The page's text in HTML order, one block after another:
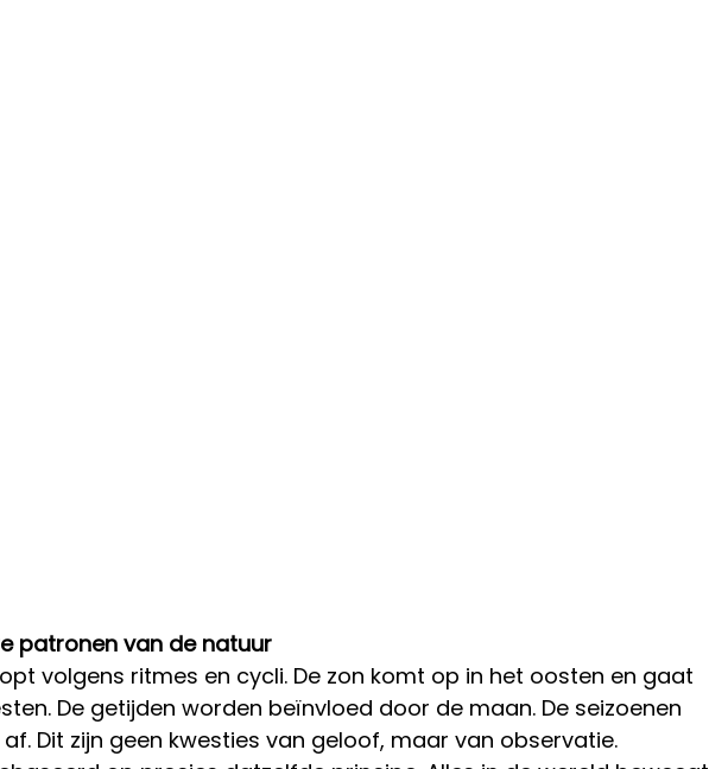
patronen van de natuur
volgens ritmes en cycli. De zon komt op in het oosten en gaat
De getijden worden beïnvloed door de maan. De seizoenen
Dit zijn geen kwesties van geloof, maar van observatie.